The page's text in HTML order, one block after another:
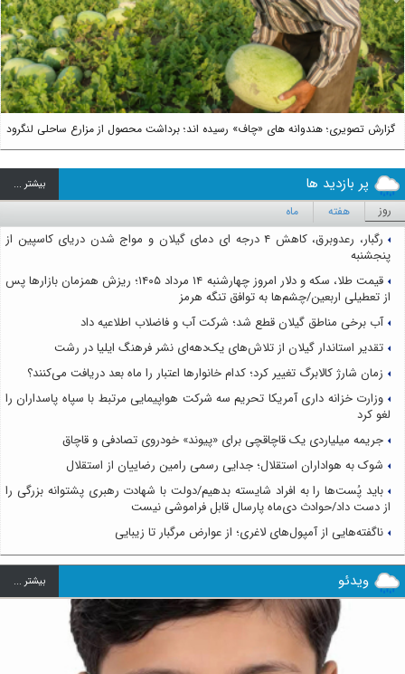
گزارش تصویری؛ هندوانه های «چاف» رسیده اند؛ برداشت محصول از مزارع ساحلی لنگرود
Next
پر بازدید ها بيشتر ...
روز هفته ماه
رگبار، رعدوبرق، کاهش ۴ درجه ای دمای گیلان و مواج شدن دریای کاسپین از
پنجشنبه
قیمت طلا، سکه و دلار امروز چهارشنبه ۱۴ مرداد ۱۴۰۵؛ ریزش همزمان بازارها پس
از تعطیلی اربعین/چشم‌ها به توافق تنگه هرمز
آب برخی مناطق گیلان قطع شد؛ شرکت آب و فاضلاب اطلاعیه داد
تقدیر استاندار گیلان از تلاش‌های یک‌دهه‌ای نشر فرهنگ ایلیا در رشت
زمان شارژ کالابرگ تغییر کرد؛ کدام خانوارها اعتبار را ماه بعد دریافت می‌کنند؟
وزارت خزانه داری آمریکا تحریم سه شرکت هواپیمایی مرتبط با سپاه پاسداران را
لغو کرد
جریمه میلیاردی یک قاچاقچی برای «پیوند» خودروی تصادفی و قاچاق
شوک به هواداران استقلال؛ جدایی رسمی رامین رضاییان از استقلال
باید پُست‌ها را به افراد شایسته بدهیم/دولت با شهادت رهبری پشتوانه بزرگی را
از دست داد/حوادث دی‌ماه پارسال قابل فراموشی نیست
ناگفته‌هایی از آمپول‌های لاغری؛ از عوارض مرگبار تا زیبایی
ویدئو بيشتر ...